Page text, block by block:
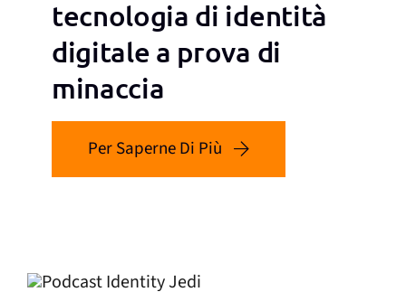
tecnologia di identità
digitale a prova di
minaccia
Per Saperne Di Più